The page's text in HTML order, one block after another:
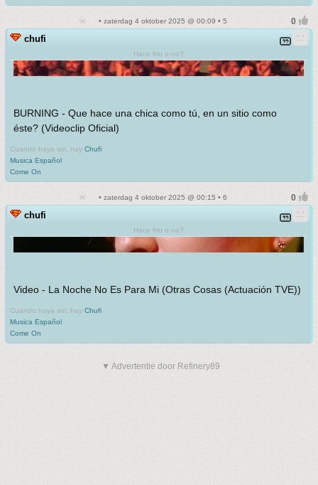
• zaterdag 4 oktober 2025 @ 00:09 • 5
chufi
Hace frio o no?
BURNING - Que hace una chica como tú, en un sitio como
éste? (Videoclip Oficial)
Cuando haya sol, hay Chufi
Musica Español
Come On
• zaterdag 4 oktober 2025 @ 00:15 • 6
chufi
Hace frio o no?
Video - La Noche No Es Para Mi (Otras Cosas (Actuación TVE))
Cuando haya sol, hay Chufi
Musica Español
Come On
▼ Advertentie door Refinery89